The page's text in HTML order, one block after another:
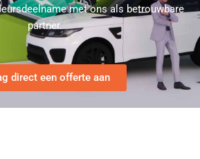
met ons als betrouwbare
partner.
direct een offerte aan